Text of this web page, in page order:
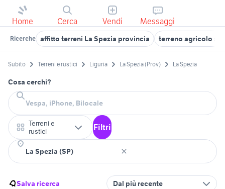
Home Cerca Vendi Messaggi
Ricerche affitto terreni La Spezia provincia terreno agricolo
Subito Terreni e rustici Liguria La Spezia (Prov) La Spezia
Cosa cerchi?
Terreni e
rustici
Filtri
Salva ricerca Dal più recente